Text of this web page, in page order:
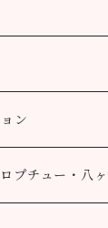
バッグ
ナルブレンド
ン
プチュー・八ヶ